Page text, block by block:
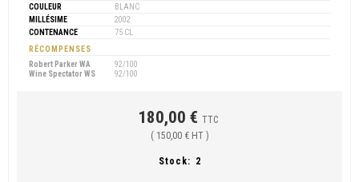
COULEUR
BLANC
MILLÉSIME
2002
CONTENANCE
75 CL
RÉCOMPENSES
Robert Parker WA
92/100
Wine Spectator WS
92/100
180,00 € TTC
( 150,00 € HT )
Stock: 2